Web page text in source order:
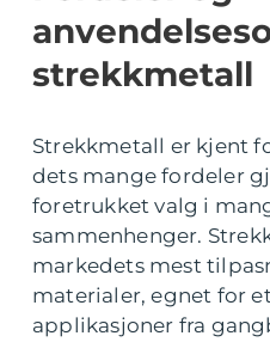
strekkmetall
Strekkmetall er kjent
dets mange fordeler
foretrukket valg i
sammenhenger.
markedets mest
materialer, egnet for
applikasjoner fra